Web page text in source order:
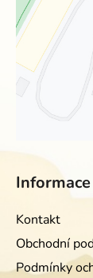
Kontakt
Obchodní
Podmínky